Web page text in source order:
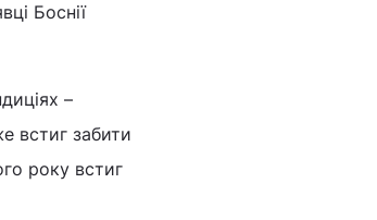
Боснії
–
встиг забити
року встиг